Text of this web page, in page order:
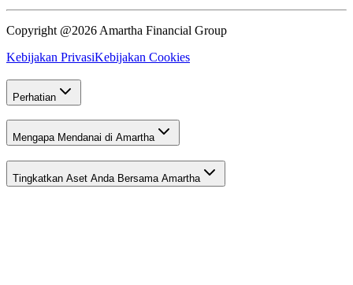
Copyright @2026 Amartha Financial Group
Kebijakan PrivasiKebijakan Cookies
Perhatian
Mengapa Mendanai di Amartha
Tingkatkan Aset Anda Bersama Amartha